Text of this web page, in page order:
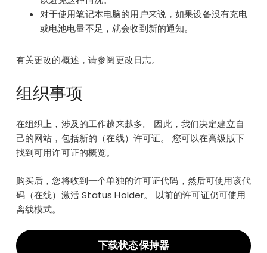
对于使用笔记本电脑的用户来说，如果设备没有充电
或电池电量不足，就会收到新的通知。
有关更改的概述，请参阅更改日志。
组织事项
在组织上，涉及的工作越来越多。 因此，我们决定建立自
己的网站，包括新的（在线）许可证。 您可以在高级版下
找到可用许可证的概览。
购买后，您将收到一个单独的许可证代码，然后可使用该代
码（在线）激活 Status Holder。 以前的许可证仍可使用
离线模式。
下载状态保持器